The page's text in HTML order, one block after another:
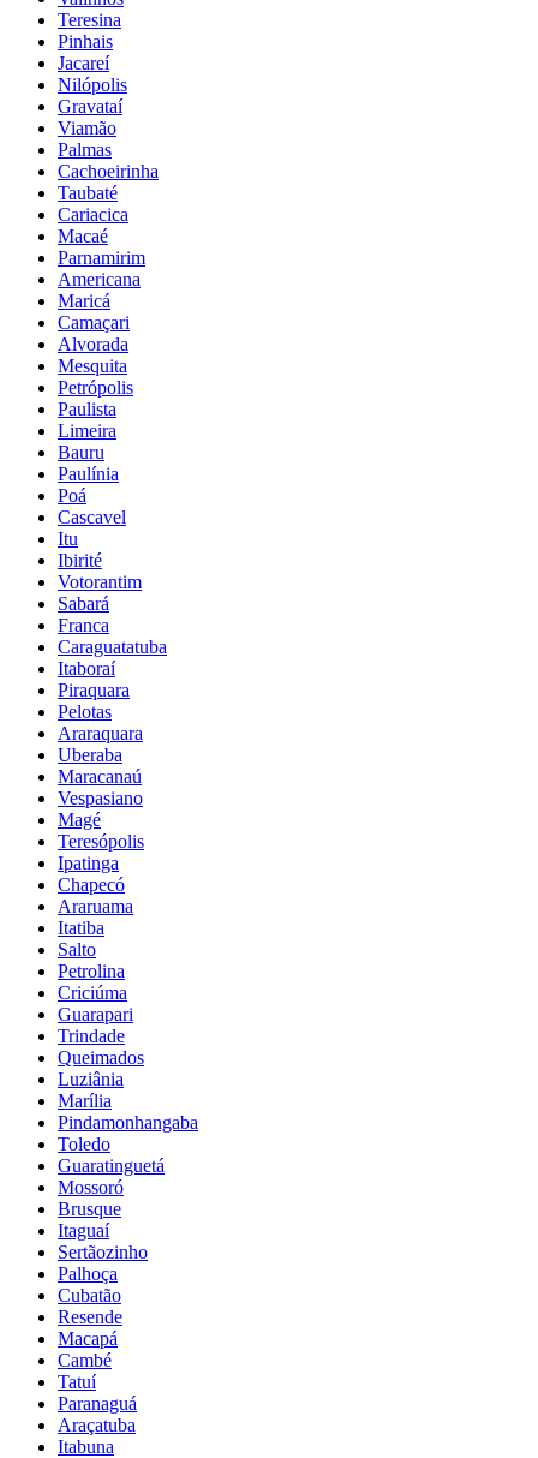
Teresina
Pinhais
Jacareí
Nilópolis
Gravataí
Viamão
Palmas
Cachoeirinha
Taubaté
Cariacica
Macaé
Parnamirim
Americana
Maricá
Camaçari
Alvorada
Mesquita
Petrópolis
Paulista
Limeira
Bauru
Paulínia
Poá
Cascavel
Itu
Ibirité
Votorantim
Sabará
Franca
Caraguatatuba
Itaboraí
Piraquara
Pelotas
Araraquara
Uberaba
Maracanaú
Vespasiano
Magé
Teresópolis
Ipatinga
Chapecó
Araruama
Itatiba
Salto
Petrolina
Criciúma
Guarapari
Trindade
Queimados
Luziânia
Marília
Pindamonhangaba
Toledo
Guaratinguetá
Mossoró
Brusque
Itaguaí
Sertãozinho
Palhoça
Cubatão
Resende
Macapá
Cambé
Tatuí
Paranaguá
Araçatuba
Itabuna